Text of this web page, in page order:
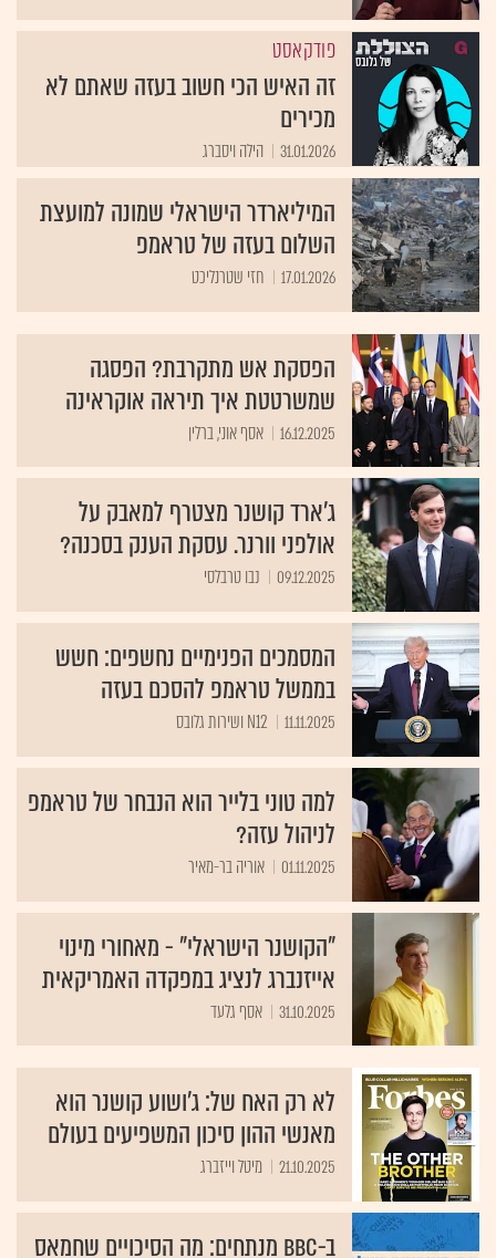
פודקאסט
זה האיש הכי חשוב בעזה שאתם לא
מכירים
31.01.2026 הילה ויסברג
המיליארדר הישראלי שמונה למועצת
השלום בעזה של טראמפ
17.01.2026 חזי שטרנליכט
הפסקת אש מתקרבת? הפסגה
שמשרטטת איך תיראה אוקראינה
16.12.2025 אסף אוני, ברלין
ג'ארד קושנר מצטרף למאבק על
אולפני וורנר. עסקת הענק בסכנה?
09.12.2025 נבו טרבלסי
המסמכים הפנימיים נחשפים: חשש
בממשל טראמפ להסכם בעזה
11.11.2025 N12 ושירות גלובס
למה טוני בלייר הוא הנבחר של טראמפ
לניהול עזה?
01.11.2025 אוריה בר-מאיר
"הקושנר הישראלי" - מאחורי מינוי
אייזנברג לנציג במפקדה האמריקאית
31.10.2025 אסף גלעד
לא רק האח של: ג'ושוע קושנר הוא
מאנשי ההון סיכון המשפיעים בעולם
21.10.2025 מיטל וייזברג
ב-BBC מנתחים: מה הסיכויים שחמאס